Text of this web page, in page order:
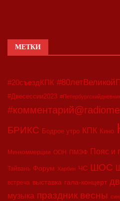
МЕТКИ
#20съездКПК
#Двесессии2023
БРИКС Бодрое утро КПК Кино
Минкоммерции ООН ПМЭФ Пояс и
Тайвань Форум Харбин ЧС ШОС
встреча выставка гала-концерт
музыка праздник весны